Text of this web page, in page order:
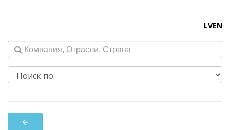
LVEN
arrow_back